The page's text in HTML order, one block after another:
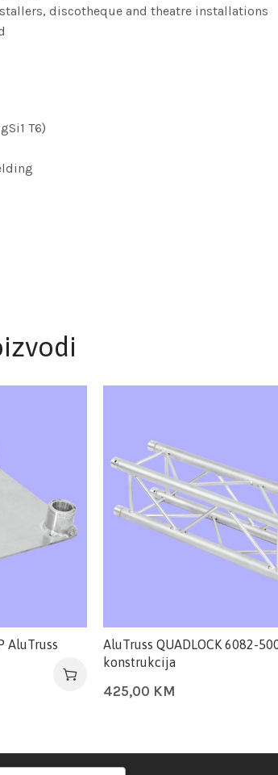
discotheque and theatre installations
T6)
AluTruss
AluTruss QUADLOCK 6082-
konstrukcija
425,00 KM